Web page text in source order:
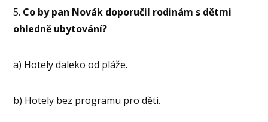
5. Co by pan Novák doporučil rodinám s dětmi
ohledně ubytování?
a) Hotely daleko od pláže.
b) Hotely bez programu pro děti.